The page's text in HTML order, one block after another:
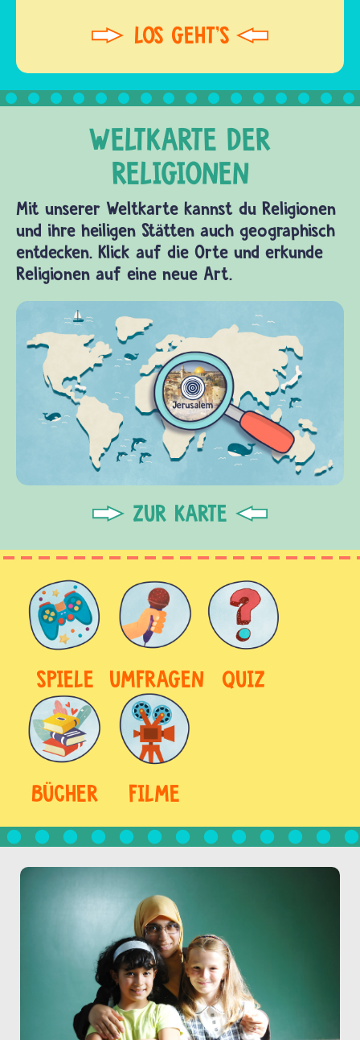
Mit unserer Weltkarte kannst du Religionen
und ihre heiligen Stätten auch geographisch
entdecken. Klick auf die Orte und erkunde
Religionen auf eine neue Art.
ZUR KARTE
SPIELE UMFRAGEN QUIZ
BÜCHER FILME